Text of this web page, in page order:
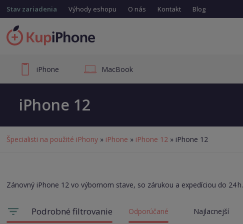
Stav zariadenia Výhody eshopu O nás Kontakt Blog
iPhone MacBook
iPhone 12
Špecialisti na použité iPhony » iPhone » iPhone 12 » iPhone 12
Zánovný iPhone 12 vo výbornom stave, so zárukou a expedíciou do 24 h.
Podrobné filtrovanie Odporúčané Najlacnejší